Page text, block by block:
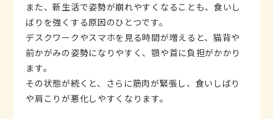
また、新生活で姿勢が崩れやすくなることも、食いし
ばりを強くする原因のひとつです。
デスクワークやスマホを見る時間が増えると、猫背や
前かがみの姿勢になりやすく、顎や首に負担がかかり
ます。
その状態が続くと、さらに筋肉が緊張し、食いしばり
や肩こりが悪化しやすくなります。